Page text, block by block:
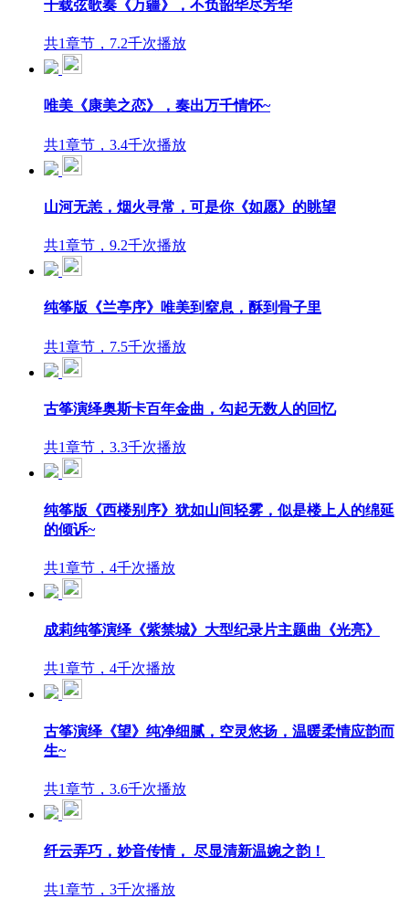
千载弦歌奏《万疆》，不负韶华尽芳华
共1章节，7.2千次播放
唯美《康美之恋》，奏出万千情怀~
共1章节，3.4千次播放
山河无恙，烟火寻常，可是你《如愿》的眺望
共1章节，9.2千次播放
纯筝版《兰亭序》唯美到窒息，酥到骨子里
共1章节，7.5千次播放
古筝演绎奥斯卡百年金曲，勾起无数人的回忆
共1章节，3.3千次播放
纯筝版《西楼别序》犹如山间轻雾，似是楼上人的绵延
的倾诉~
共1章节，4千次播放
成莉纯筝演绎《紫禁城》大型纪录片主题曲《光亮》
共1章节，4千次播放
古筝演绎《望》纯净细腻，空灵悠扬，温暖柔情应韵而
生~
共1章节，3.6千次播放
纤云弄巧，妙音传情， 尽显清新温婉之韵！
共1章节，3千次播放